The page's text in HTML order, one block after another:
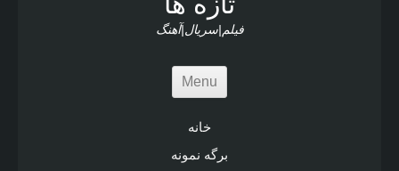
فیلم|سریال|آهنگ
Menu
خانه
برگه نمونه